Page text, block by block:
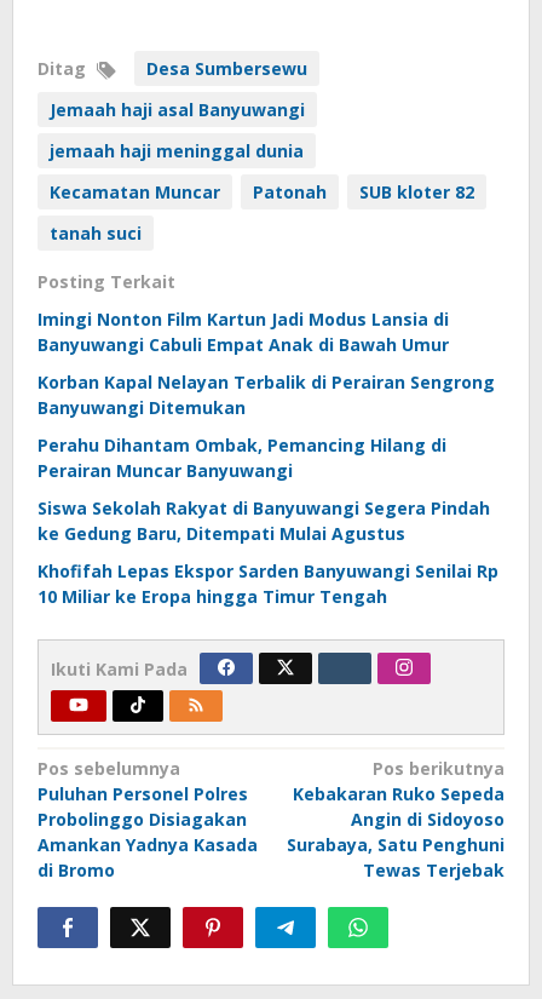
Ditag
Desa Sumbersewu
Jemaah haji asal Banyuwangi
jemaah haji meninggal dunia
Kecamatan Muncar
Patonah
SUB kloter 82
tanah suci
Posting Terkait
Imingi Nonton Film Kartun Jadi Modus Lansia di
Banyuwangi Cabuli Empat Anak di Bawah Umur
Korban Kapal Nelayan Terbalik di Perairan Sengrong
Banyuwangi Ditemukan
Perahu Dihantam Ombak, Pemancing Hilang di
Perairan Muncar Banyuwangi
Siswa Sekolah Rakyat di Banyuwangi Segera Pindah
ke Gedung Baru, Ditempati Mulai Agustus
Khofifah Lepas Ekspor Sarden Banyuwangi Senilai Rp
10 Miliar ke Eropa hingga Timur Tengah
Ikuti Kami Pada
Navigasi
pos
Pos sebelumnya
Puluhan Personel Polres
Probolinggo Disiagakan
Amankan Yadnya Kasada
di Bromo
Pos berikutnya
Kebakaran Ruko Sepeda
Angin di Sidoyoso
Surabaya, Satu Penghuni
Tewas Terjebak